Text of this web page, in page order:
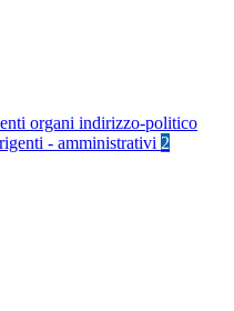
organi indirizzo-politico
- amministrativi 2